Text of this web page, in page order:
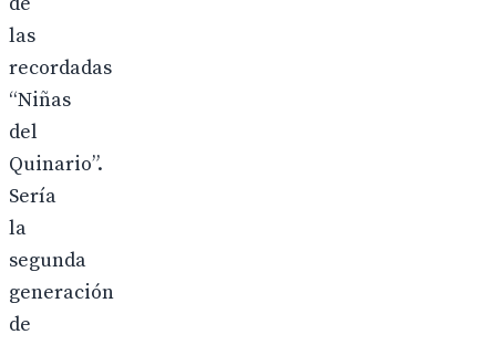
las
recordadas
“Niñas
del
Quinario”.
Sería
la
segunda
generación
de